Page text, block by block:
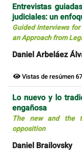
Entrevistas
judiciales: un
Guided Interviews
an Approach from
Daniel Arbeláez
Vistas de resúmen
Lo nuevo y lo
engañosa
The new and the
opposition
Daniel Brailovsky